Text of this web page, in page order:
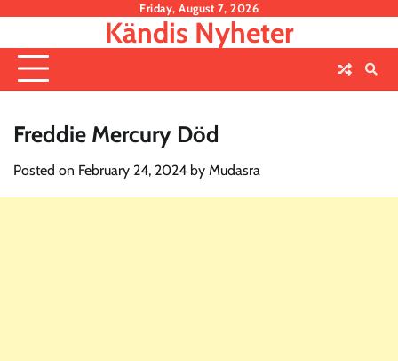
content
Friday, August 7, 2026
Kändis Nyheter
Freddie Mercury Död
Posted on February 24, 2024 by Mudasra